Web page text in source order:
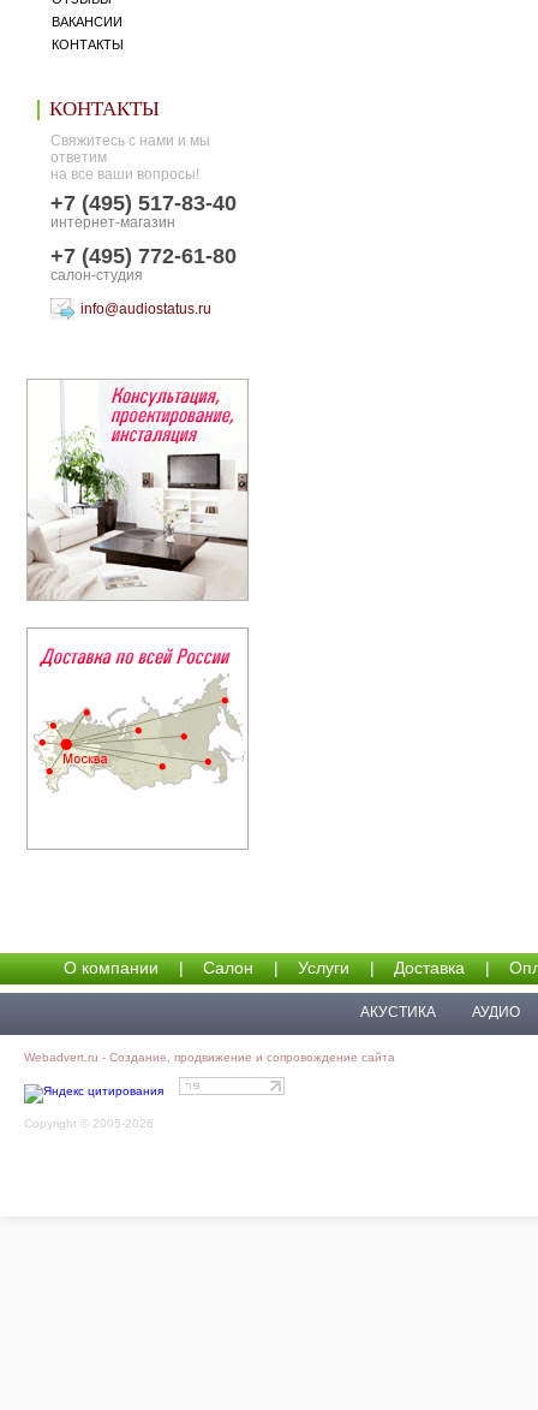
ВАКАНСИИ
КОНТАКТЫ
КОНТАКТЫ
Свяжитесь с нами и мы
ответим
на все ваши вопросы!
+7 (495) 517-83-40
интернет-магазин
+7 (495) 772-61-80
салон-студия
info@audiostatus.ru
О компании | Салон | Услуги | Доставка |
АКУСТИКА АУДИО
Webadvert.ru - Создание, продвижение и сопровождение сайта
Copyright © 2005-2026